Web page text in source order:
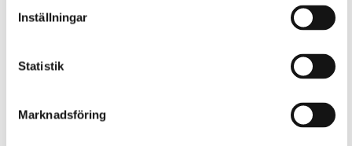
Inställningar
Statistik
Marknadsföring
Kommentera